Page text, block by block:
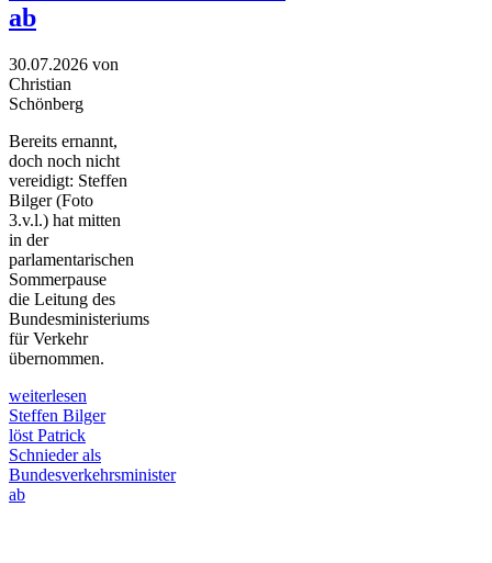
ab
30.07.2026 von
Christian
Schönberg
Bereits ernannt,
doch noch nicht
vereidigt: Steffen
Bilger (Foto
3.v.l.) hat mitten
in der
parlamentarischen
Sommerpause
die Leitung des
Bundesministeriums
für Verkehr
übernommen.
weiterlesen
Steffen Bilger
löst Patrick
Schnieder als
Bundesverkehrsminister
ab